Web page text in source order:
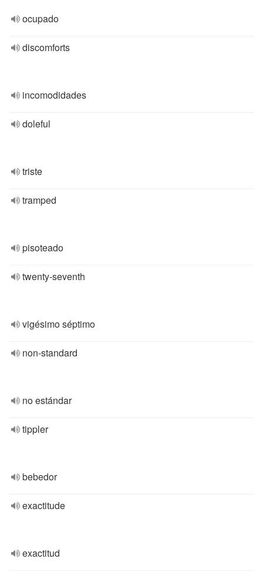
ocupado
discomforts
incomodidades
doleful
triste
tramped
pisoteado
twenty-seventh
vigésimo séptimo
non-standard
no estándar
tippler
bebedor
exactitude
exactitud